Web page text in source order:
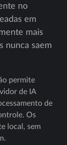
no
em
mais
nunca saem
permite
de IA
de
Os
local, sem